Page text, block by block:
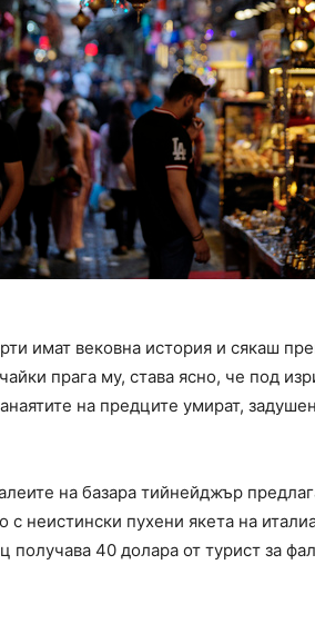
имат вековна история и сякаш
прага му, става ясно, че под
на предците умират,
на базара тийнейджър
с неистински пухени якета на
получава 40 долара от турист за